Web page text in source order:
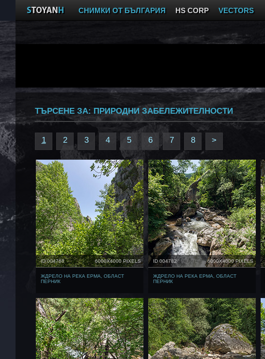
СНИМКИ ОТ БЪЛГАРИЯ HS CORP VECTORS
ТЪРСЕНЕ ЗА: ПРИРОДНИ ЗАБЕЛЕЖИТЕЛНОСТИ
1 2 3 4 5 6 7 8 >
ID 004768 6000X4000 PIXELS
ЖДРЕЛО НА РЕКА ЕРМА, ОБЛАСТ
ПЕРНИК
ID 004782 6000X4000 PIXELS
ЖДРЕЛО НА РЕКА ЕРМА, ОБЛАСТ
ПЕРНИК